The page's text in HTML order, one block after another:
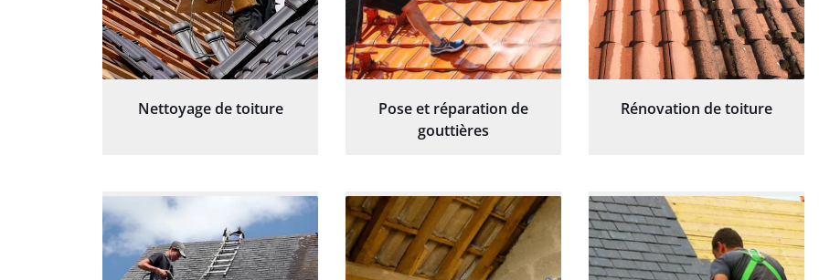
Nettoyage de toiture
Pose et réparation de
gouttières
Rénovation de toiture